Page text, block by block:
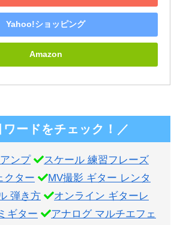
Yahoo!ショッピング
Amazon
ワードをチェック！／
ンプ
スケール 練習フレーズ
クター
MV撮影 ギター レンタ
弾き方
オンライン ギターレ
ギター
アナログ マルチエフェ